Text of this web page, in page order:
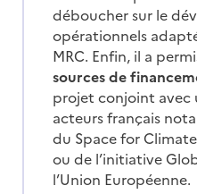
déboucher sur le
opérationnels
MRC. Enfin, il a
sources de
projet conjoint avec
acteurs français
du Space for
ou de l’initiative
l’Union Européenne.